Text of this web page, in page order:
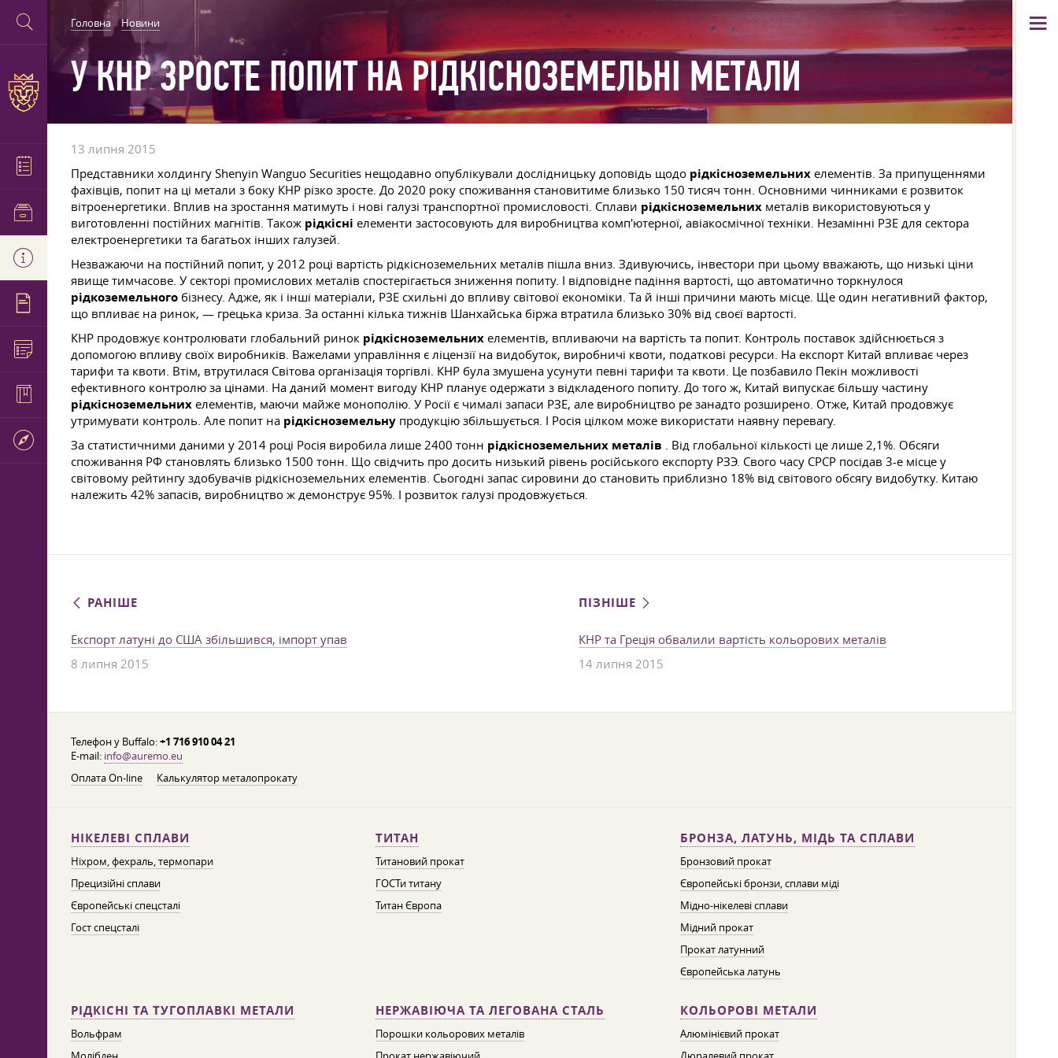
Головна Новини
У КНР ЗРОСТЕ ПОПИТ НА РІДКІСНОЗЕМЕЛЬНІ МЕТАЛИ
13 липня 2015
Представники холдингу Shenyin Wanguo Securities нещодавно опублікували дослідницьку доповідь щодо рідкісноземельних елементів. За припущеннями
фахівців, попит на ці метали з боку КНР різко зросте. До 2020 року споживання становитиме близько 150 тисяч тонн. Основними чинниками є розвиток
вітроенергетики. Вплив на зростання матимуть і нові галузі транспортної промисловості. Сплави рідкісноземельних металів використовуються у
виготовленні постійних магнітів. Також рідкісні елементи застосовують для виробництва комп'ютерної, авіакосмічної техніки. Незамінні РЗЕ для сектора
електроенергетики та багатьох інших галузей.
Незважаючи на постійний попит, у 2012 році вартість рідкісноземельних металів пішла вниз. Здивуючись, інвестори при цьому вважають, що низькі ціни
явище тимчасове. У секторі промислових металів спостерігається зниження попиту. І відповідне падіння вартості, що автоматично торкнулося
рідкоземельного бізнесу. Адже, як і інші матеріали, РЗЕ схильні до впливу світової економіки. Та й інші причини мають місце. Ще один негативний фактор,
що впливає на ринок, — грецька криза. За останні кілька тижнів Шанхайська біржа втратила близько 30% від своєї вартості.
КНР продовжує контролювати глобальний ринок рідкісноземельних елементів, впливаючи на вартість та попит. Контроль поставок здійснюється з
допомогою впливу своїх виробників. Важелами управління є ліцензії на видобуток, виробничі квоти, податкові ресурси. На експорт Китай впливає через
тарифи та квоти. Втім, втрутилася Світова організація торгівлі. КНР була змушена усунути певні тарифи та квоти. Це позбавило Пекін можливості
ефективного контролю за цінами. На даний момент вигоду КНР планує одержати з відкладеного попиту. До того ж, Китай випускає більшу частину
рідкісноземельних елементів, маючи майже монополію. У Росії є чималі запаси РЗЕ, але виробництво ре занадто розширено. Отже, Китай продовжує
утримувати контроль. Але попит на рідкісноземельну продукцію збільшується. І Росія цілком може використати наявну перевагу.
За статистичними даними у 2014 році Росія виробила лише 2400 тонн рідкісноземельних металів . Від глобальної кількості це лише 2,1%. Обсяги
споживання РФ становлять близько 1500 тонн. Що свідчить про досить низький рівень російського експорту РЗЭ. Свого часу СРСР посідав 3-е місце у
світовому рейтингу здобувачів рідкісноземельних елементів. Сьогодні запас сировини до становить приблизно 18% від світового обсягу видобутку. Китаю
належить 42% запасів, виробництво ж демонструє 95%. І розвиток галузі продовжується.
РАНІШЕ
Експорт латуні до США збільшився, імпорт упав
8 липня 2015
ПІЗНІШЕ
КНР та Греція обвалили вартість кольорових металів
14 липня 2015
Телефон у Buffalo:+1 716 910 04 21
E-mail: info@auremo.eu
Оплата On-line
Калькулятор металопрокату
НІКЕЛЕВІ СПЛАВИ
Ніхром, фехраль, термопари
Прецизійні сплави
Європейські спецсталі
Гост спецсталі
ТИТАН
Титановий прокат
ГОСТи титану
Титан Європа
БРОНЗА, ЛАТУНЬ, МІДЬ ТА СПЛАВИ
Бронзовий прокат
Європейські бронзи, сплави міді
Мідно-нікелеві сплави
Мідний прокат
Прокат латунний
Європейська латунь
РІДКІСНІ ТА ТУГОПЛАВКІ МЕТАЛИ
Вольфрам
НЕРЖАВІЮЧА ТА ЛЕГОВАНА СТАЛЬ
Порошки кольорових металів
КОЛЬОРОВІ МЕТАЛИ
Алюмінієвий прокат